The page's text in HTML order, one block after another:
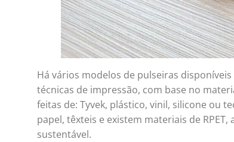
Há vários modelos de pulseiras
técnicas de impressão, com base no
feitas de: Tyvek, plástico, vinil, silicone ou
papel, têxteis e existem materiais de
sustentável.